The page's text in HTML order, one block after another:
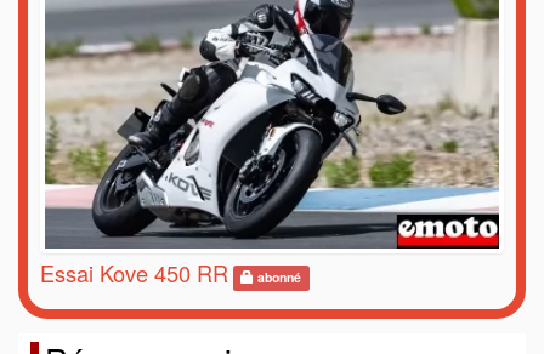
Essai Kove 450 RR abonné